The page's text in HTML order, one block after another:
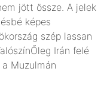
jött össze. A jelek
képes
szép lassan
Irán felé
Muzulmán